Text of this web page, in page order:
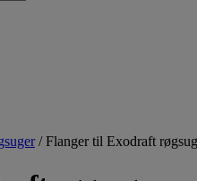
/Flanger til Exodraft